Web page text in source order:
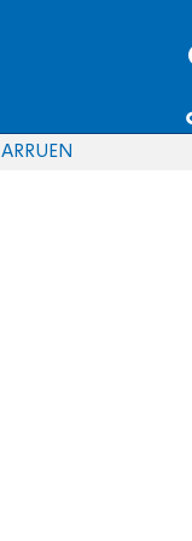
EN
RU
AR